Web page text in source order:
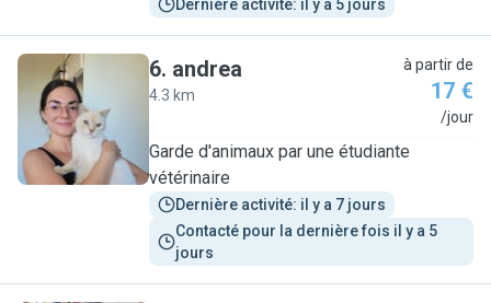
Dernière activité: il y a 5 jours
A
6. andrea
4.3 km
à partir de
17 €
/jour
Garde d'animaux par une étudiante
vétérinaire
Dernière activité: il y a 7 jours
Contacté pour la dernière fois il y a 5
jours